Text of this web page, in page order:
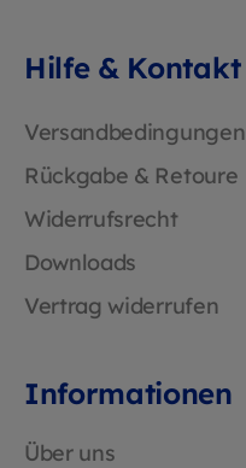
Hilfe & Kontakt
Versandbedingungen
Rückgabe & Retoure
Widerrufsrecht
Downloads
Vertrag widerrufen
Informationen
Über uns